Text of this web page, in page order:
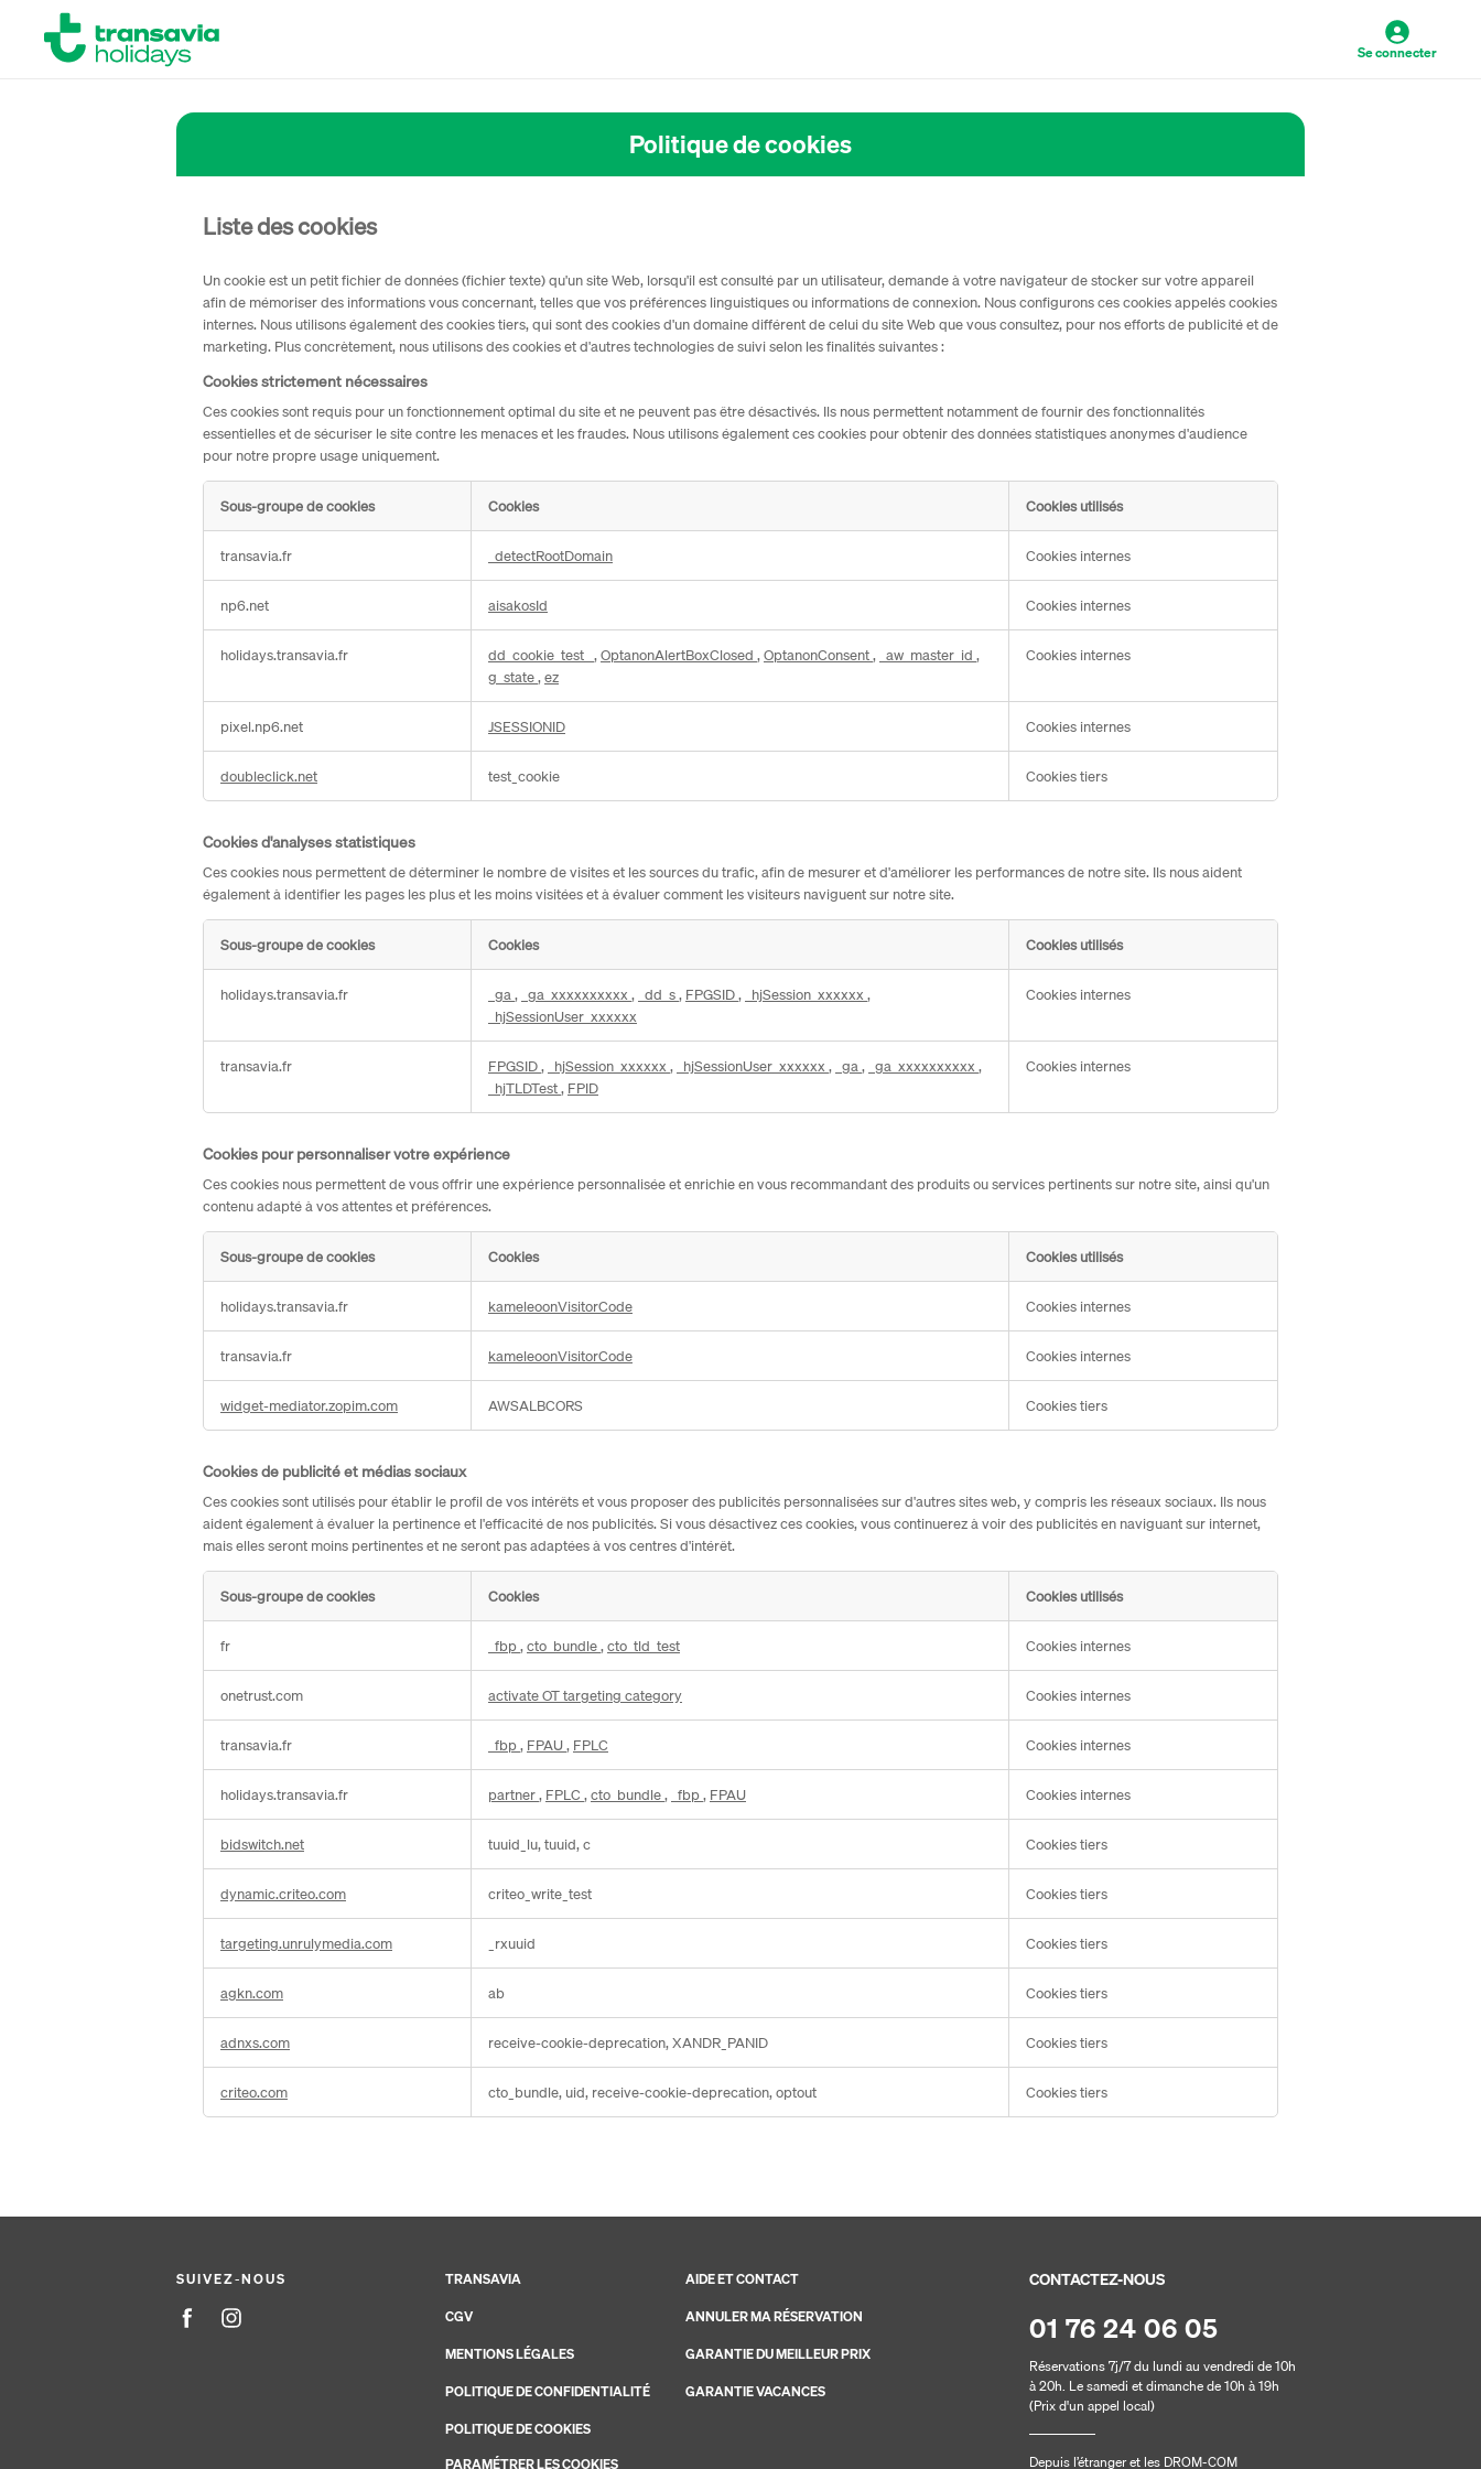
Se connecter
Politique de cookies
Liste des cookies
Un cookie est un petit fichier de données (fichier texte) qu'un site Web, lorsqu'il est consulté par un utilisateur, demande à votre navigateur de stocker sur votre appareil
afin de mémoriser des informations vous concernant, telles que vos préférences linguistiques ou informations de connexion. Nous configurons ces cookies appelés cookies
internes. Nous utilisons également des cookies tiers, qui sont des cookies d'un domaine différent de celui du site Web que vous consultez, pour nos efforts de publicité et de
marketing. Plus concrètement, nous utilisons des cookies et d'autres technologies de suivi selon les finalités suivantes :
Cookies strictement nécessaires
Ces cookies sont requis pour un fonctionnement optimal du site et ne peuvent pas être désactivés. Ils nous permettent notamment de fournir des fonctionnalités
essentielles et de sécuriser le site contre les menaces et les fraudes. Nous utilisons également ces cookies pour obtenir des données statistiques anonymes d'audience
pour notre propre usage uniquement.
strictement
Sous-groupe de cookies Cookies Cookies utilisés
transavia.fr _detectRootDomain Cookies internes
np6.net aisakosId Cookies internes
holidays.transavia.fr dd_cookie_test_ ,OptanonAlertBoxClosed ,OptanonConsent, _aw_master_id ,
g_state,ez
Cookies internes
pixel.np6.net JSESSIONID Cookies internes
doubleclick.net test_cookie Cookies tiers
Cookies d'analyses statistiques
Ces cookies nous permettent de déterminer le nombre de visites et les sources du trafic, afin de mesurer et d'améliorer les performances de notre site. Ils nous aident
également à identifier les pages les plus et les moins visitées et à évaluer comment les visiteurs naviguent sur notre site.
d'analyses
Sous-groupe de cookies Cookies Cookies utilisés
holidays.transavia.fr _ga, _ga_xxxxxxxxxx, _dd_s, FPGSID, _hjSession_xxxxxx,
_hjSessionUser_xxxxxx
Cookies internes
transavia.fr FPGSID, _hjSession_xxxxxx, _hjSessionUser_xxxxxx, _ga, _ga_xxxxxxxxxx,
_hjTLDTest, FPID
Cookies internes
Cookies pour personnaliser votre expérience
Ces cookies nous permettent de vous offrir une expérience personnalisée et enrichie en vous recommandant des produits ou services pertinents sur notre site, ainsi qu'un
contenu adapté à vos attentes et préférences.
pour
votre
Sous-groupe de cookies Cookies Cookies utilisés
holidays.transavia.fr kameleoonVisitorCode Cookies internes
transavia.fr kameleoonVisitorCode Cookies internes
widget-mediator.zopim.com AWSALBCORS Cookies tiers
Cookies de publicité et médias sociaux
Ces cookies sont utilisés pour établir le profil de vos intérêts et vous proposer des publicités personnalisées sur d'autres sites web, y compris les réseaux sociaux. Ils nous
aident également à évaluer la pertinence et l'efficacité de nos publicités. Si vous désactivez ces cookies, vous continuerez à voir des publicités en naviguant sur internet,
mais elles seront moins pertinentes et ne seront pas adaptées à vos centres d'intérêt.
sociaux
Sous-groupe de cookies Cookies Cookies utilisés
fr _fbp,cto_bundle,cto_tld_test Cookies internes
onetrust.com activate OT targeting category Cookies internes
transavia.fr _fbp, FPAU, FPLC Cookies internes
holidays.transavia.fr partner, FPLC ,cto_bundle, _fbp, FPAU Cookies internes
bidswitch.net tuuid_lu, tuuid, c Cookies tiers
dynamic.criteo.com criteo_write_test Cookies tiers
targeting.unrulymedia.com _rxuuid Cookies tiers
agkn.com ab Cookies tiers
adnxs.com receive-cookie-deprecation, XANDR_PANID Cookies tiers
criteo.com cto_bundle, uid, receive-cookie-deprecation, optout Cookies tiers
SUIVEZ-NOUS CONTACTEZ-NOUS
01 76 24 06 05
Réservations 7j/7 du lundi au vendredi de 10h
à 20h. Le samedi et dimanche de 10h à 19h
(Prix d'un appel local)
Depuis l’étranger et les DROM-COM
TRANSAVIA
CGV
MENTIONS LÉGALES
POLITIQUE DE CONFIDENTIALITÉ
POLITIQUE DE COOKIES
PARAMÉTRER LES COOKIES
AIDE ET CONTACT
ANNULER MA RÉSERVATION
GARANTIE DU MEILLEUR PRIX
GARANTIE VACANCES